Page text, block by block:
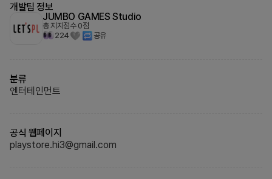
개발팀 정보
JUMBO GAMES Studio
총 지지점수 0점
224
공유
분류
엔터테인먼트
공식 웹페이지
playstore.hi3@gmail.com